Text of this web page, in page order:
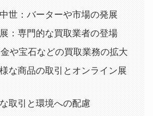
世：バーターや市場の発展
：専門的な買取業者の登場
や宝石などの買取業務の拡大
な商品の取引とオンライン展
取引と環境への配慮